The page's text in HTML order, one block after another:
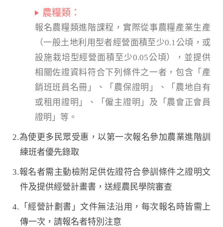
農糧類：
報名農糧類進階課程，實際從事農糧產業生產
（一般土地利用型者經營面積至少0.1公頃，或
設施栽培型經營面積至少0.05公頃），並提供
相關佐證資料符合下列條件之一者，包含「產
銷班班員名冊」、「農保證明」、「農地自有
或租用證明」、「僱主證明」及「農會正會員
證明」等。
2.為使更多民眾受惠，以第一次報名參加農業進階訓
練班者優先錄取
3.報名者需主動檢附足供佐證符合參訓條件之證明文
件及提供經營計畫書，送經農民學院審查
4.「經營計劃書」文件無法沿用，每次報名時皆需上
傳一次，請報名者特別注意